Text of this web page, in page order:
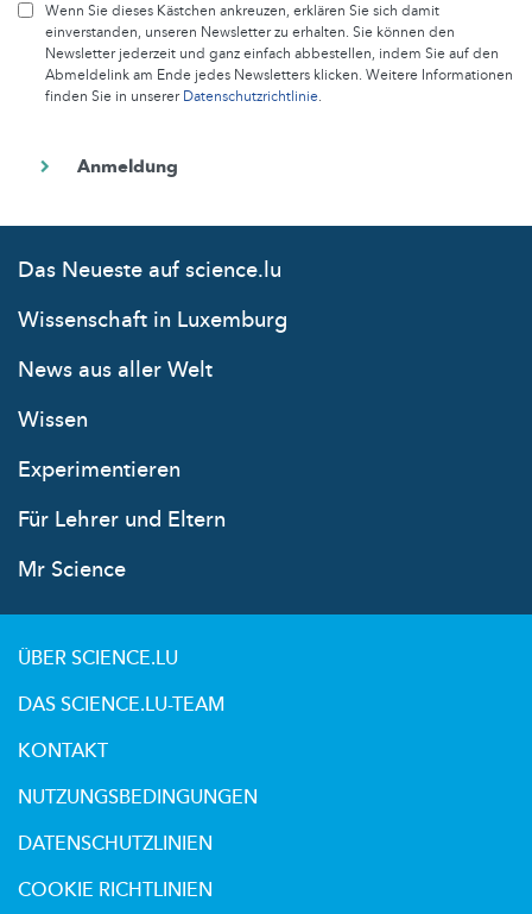
Wenn Sie dieses Kästchen ankreuzen, erklären Sie sich damit
einverstanden, unseren Newsletter zu erhalten. Sie können den
Newsletter jederzeit und ganz einfach abbestellen, indem Sie auf den
Abmeldelink am Ende jedes Newsletters klicken. Weitere Informationen
finden Sie in unsererDatenschutzrichtlinie.
Das Neueste auf science.lu
Wissenschaft in Luxemburg
News aus aller Welt
Wissen
Experimentieren
Für Lehrer und Eltern
Mr Science
ÜBER SCIENCE.LU
DAS SCIENCE.LU-TEAM
KONTAKT
NUTZUNGSBEDINGUNGEN
DATENSCHUTZLINIEN
COOKIE RICHTLINIEN